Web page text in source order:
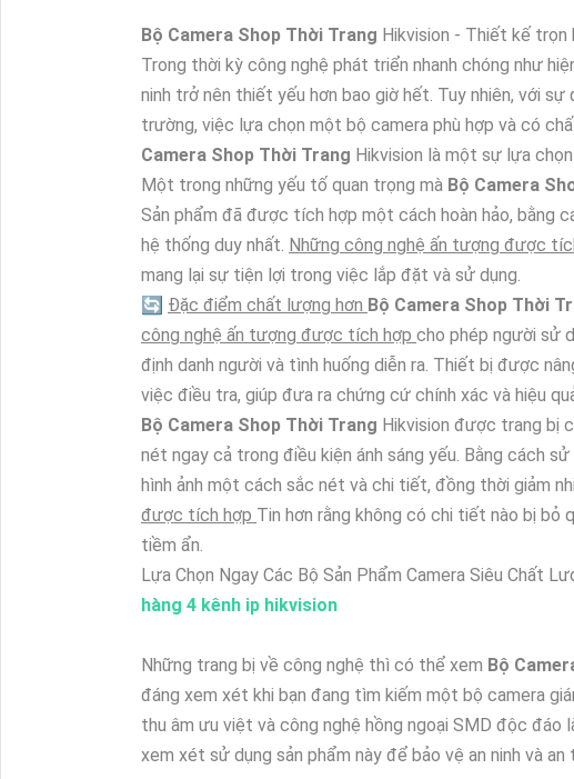
Bộ Camera Shop Thời Trang Hikvision - Thiết kế
Trong thời kỳ công nghệ phát triển nhanh chóng như
ninh trở nên thiết yếu hơn bao giờ hết. Tuy nhiên, với
trường, việc lựa chọn một bộ camera phù hợp và có
Camera Shop Thời Trang Hikvision là một sự lựa
Một trong những yếu tố quan trọng mà Bộ Camera
Sản phẩm đã được tích hợp một cách hoàn hảo, bằng
hệ thống duy nhất. Những công nghệ ấn tượng được
mang lại sự tiện lợi trong việc lắp đặt và sử dụng.
🔄 Đặc điểm chất lượng hơn Bộ Camera Shop Thời
công nghệ ấn tượng được tích hợp cho phép người sử
định danh người và tình huống diễn ra. Thiết bị được
việc điều tra, giúp đưa ra chứng cứ chính xác và hiệu
Bộ Camera Shop Thời Trang Hikvision được trang bị
nét ngay cả trong điều kiện ánh sáng yếu. Bằng cách
hình ảnh một cách sắc nét và chi tiết, đồng thời giảm
được tích hợp Tin hơn rằng không có chi tiết nào bị bỏ
tiềm ẩn.
Lựa Chọn Ngay Các Bộ Sản Phẩm Camera Siêu Chất
hàng 4 kênh ip hikvision
Những trang bị về công nghệ thì có thể xem Bộ
đáng xem xét khi bạn đang tìm kiếm một bộ camera
thu âm ưu việt và công nghệ hồng ngoại SMD độc đáo
xem xét sử dụng sản phẩm này để bảo vệ an ninh và an